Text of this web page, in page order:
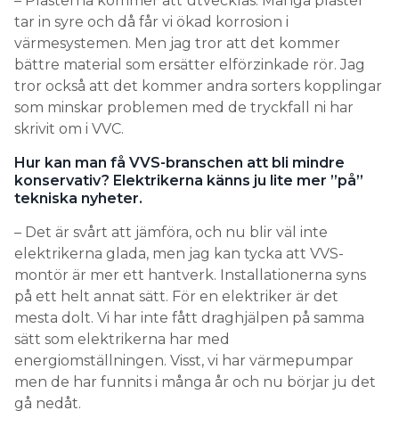
tar in syre och då får vi ökad korrosion i
värmesystemen. Men jag tror att det kommer
bättre material som ersätter elförzinkade rör. Jag
tror också att det kommer andra sorters kopplingar
som minskar problemen med de tryckfall ni har
skrivit om i VVC.
Hur kan man få VVS-branschen att bli mindre
konservativ? Elektrikerna känns ju lite mer ”på”
tekniska nyheter.
– Det är svårt att jämföra, och nu blir väl inte
elektrikerna glada, men jag kan tycka att VVS-
montör är mer ett hantverk. Installationerna syns
på ett helt annat sätt. För en elektriker är det
mesta dolt. Vi har inte fått draghjälpen på samma
sätt som elektrikerna har med
energiomställningen. Visst, vi har värmepumpar
men de har funnits i många år och nu börjar ju det
gå nedåt.